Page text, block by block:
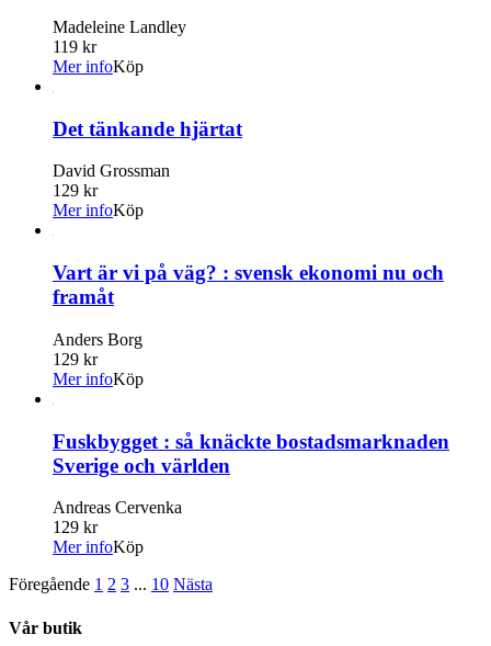
Madeleine Landley
119 kr
Mer infoKöp
Det tänkande hjärtat
David Grossman
129 kr
Mer infoKöp
Vart är vi på väg? : svensk ekonomi nu och
framåt
Anders Borg
129 kr
Mer infoKöp
Fuskbygget : så knäckte bostadsmarknaden
Sverige och världen
Andreas Cervenka
129 kr
Mer infoKöp
Föregående 1 2 3 ... 10 Nästa
Vår butik